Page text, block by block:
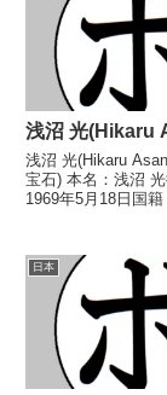
○2RTKO 中西 希
保)2025/04/...
浅沼 光(Hikaru
浅沼 光(Hikaru
宝石) 本名：浅沼 光
1969年5月18日国
○6R判定 (採点不
リョル(韓...
日本